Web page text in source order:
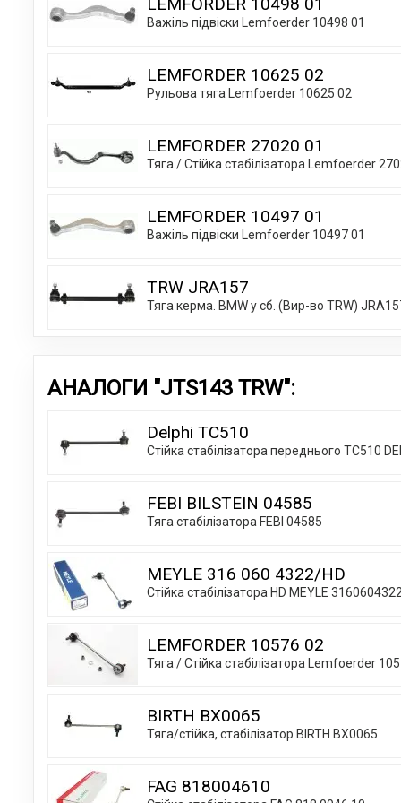
Важіль підвіски Lemfoerder 10498 01
LEMFORDER 10625 02
Рульова тяга Lemfoerder 10625 02
LEMFORDER 27020 01
Тяга / Стійка стабілізатора Lemfoerder
LEMFORDER 10497 01
Важіль підвіски Lemfoerder 10497 01
TRW JRA157
Тяга керма. BMW у сб. (Вир-во TRW)
АНАЛОГИ "JTS143 TRW":
Delphi TC510
Стійка стабілізатора переднього TC510
FEBI BILSTEIN 04585
Тяга стабілізатора FEBI 04585
MEYLE 316 060 4322/HD
Стійка стабілізатора HD MEYLE
LEMFORDER 10576 02
Тяга / Стійка стабілізатора Lemfoerder
BIRTH BX0065
Тяга/стійка, стабілізатор BIRTH BX0065
FAG 818004610